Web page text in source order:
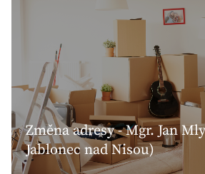
Změna adresy - Mgr. Jan
Jablonec nad Nisou)